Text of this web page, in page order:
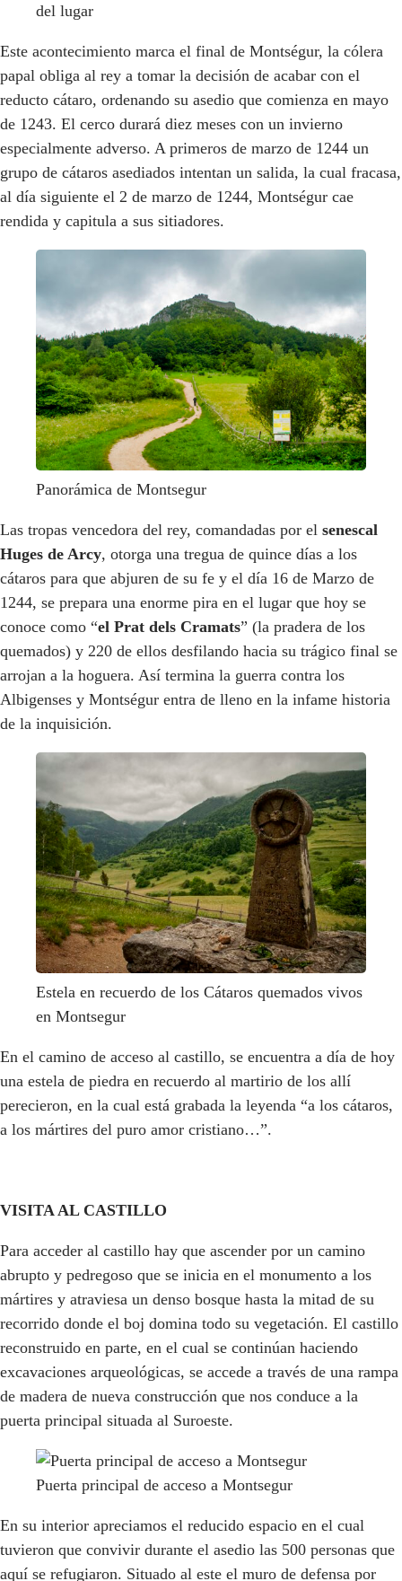
del lugar
Este acontecimiento marca el final de Montségur, la cólera
papal obliga al rey a tomar la decisión de acabar con el
reducto cátaro, ordenando su asedio que comienza en mayo
de 1243. El cerco durará diez meses con un invierno
especialmente adverso. A primeros de marzo de 1244 un
grupo de cátaros asediados intentan un salida, la cual fracasa,
al día siguiente el 2 de marzo de 1244, Montségur cae
rendida y capitula a sus sitiadores.
Panorámica de Montsegur
Las tropas vencedora del rey, comandadas por el senescal
Huges de Arcy, otorga una tregua de quince días a los
cátaros para que abjuren de su fe y el día 16 de Marzo de
1244, se prepara una enorme pira en el lugar que hoy se
conoce como “el Prat dels Cramats” (la pradera de los
quemados) y 220 de ellos desfilando hacia su trágico final se
arrojan a la hoguera. Así termina la guerra contra los
Albigenses y Montségur entra de lleno en la infame historia
de la inquisición.
Estela en recuerdo de los Cátaros quemados vivos
en Montsegur
En el camino de acceso al castillo, se encuentra a día de hoy
una estela de piedra en recuerdo al martirio de los allí
perecieron, en la cual está grabada la leyenda “a los cátaros,
a los mártires del puro amor cristiano…”.
VISITA AL CASTILLO
Para acceder al castillo hay que ascender por un camino
abrupto y pedregoso que se inicia en el monumento a los
mártires y atraviesa un denso bosque hasta la mitad de su
recorrido donde el boj domina todo su vegetación. El castillo
reconstruido en parte, en el cual se continúan haciendo
excavaciones arqueológicas, se accede a través de una rampa
de madera de nueva construcción que nos conduce a la
puerta principal situada al Suroeste.
Puerta principal de acceso a Montsegur
En su interior apreciamos el reducido espacio en el cual
tuvieron que convivir durante el asedio las 500 personas que
aquí se refugiaron. Situado al este el muro de defensa por